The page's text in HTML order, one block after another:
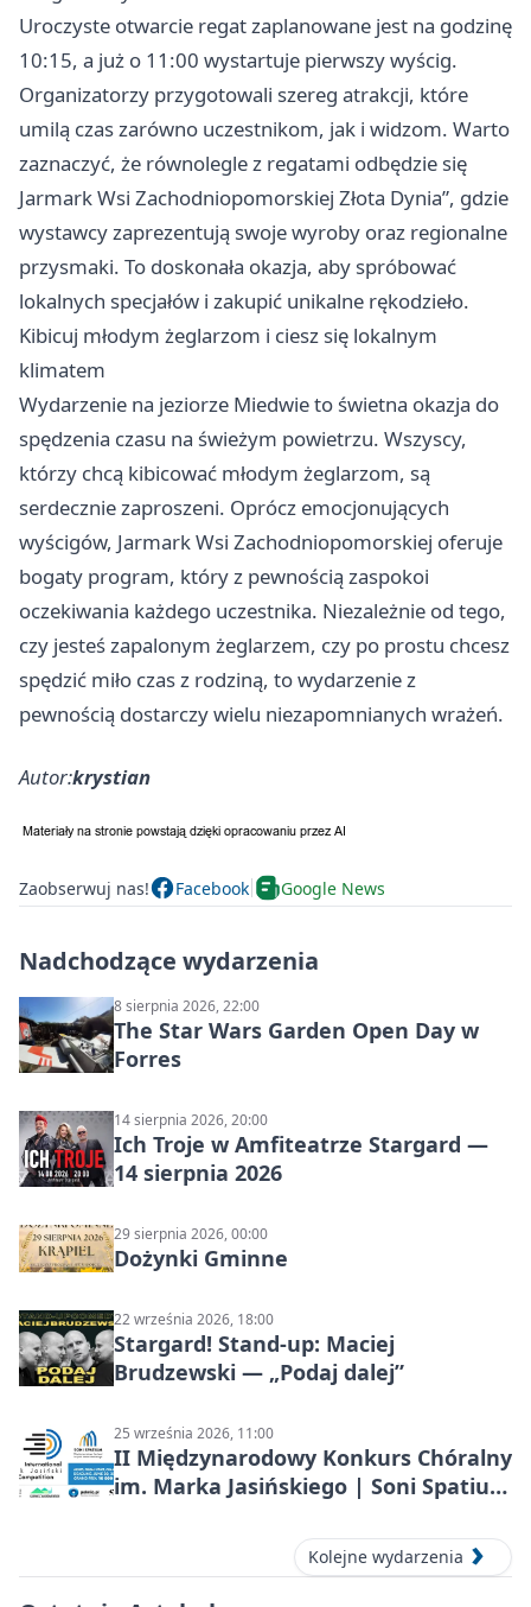
Uroczyste otwarcie regat zaplanowane jest na godzinę
10:15, a już o 11:00 wystartuje pierwszy wyścig.
Organizatorzy przygotowali szereg atrakcji, które
umilą czas zarówno uczestnikom, jak i widzom. Warto
zaznaczyć, że równolegle z regatami odbędzie się
Jarmark Wsi Zachodniopomorskiej Złota Dynia”, gdzie
wystawcy zaprezentują swoje wyroby oraz regionalne
przysmaki. To doskonała okazja, aby spróbować
lokalnych specjałów i zakupić unikalne rękodzieło.
Kibicuj młodym żeglarzom i ciesz się lokalnym
klimatem
Wydarzenie na jeziorze Miedwie to świetna okazja do
spędzenia czasu na świeżym powietrzu. Wszyscy,
którzy chcą kibicować młodym żeglarzom, są
serdecznie zaproszeni. Oprócz emocjonujących
wyścigów, Jarmark Wsi Zachodniopomorskiej oferuje
bogaty program, który z pewnością zaspokoi
oczekiwania każdego uczestnika. Niezależnie od tego,
czy jesteś zapalonym żeglarzem, czy po prostu chcesz
spędzić miło czas z rodziną, to wydarzenie z
pewnością dostarczy wielu niezapomnianych wrażeń.
Autor:krystian
Zaobserwuj nas! Facebook Google News
Nadchodzące wydarzenia
8 sierpnia 2026, 22:00
The Star Wars Garden Open Day w
Forres
14 sierpnia 2026, 20:00
Ich Troje w Amfiteatrze Stargard —
14 sierpnia 2026
29 sierpnia 2026, 00:00
Dożynki Gminne
22 września 2026, 18:00
Stargard! Stand-up: Maciej
Brudzewski — „Podaj dalej”
25 września 2026, 11:00
II Międzynarodowy Konkurs Chóralny
im. Marka Jasińskiego | Soni Spatium
Kolejne wydarzenia